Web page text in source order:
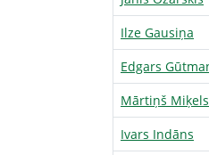
Ilze Gausiņa
Edgars
Mārtiņš
Ivars Indāns